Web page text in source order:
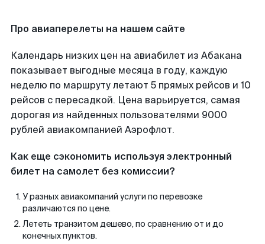
Про авиаперелеты на нашем сайте
Календарь низких цен на авиабилет из Абакана
показывает выгодные месяца в году, каждую
неделю по маршруту летают 5 прямых рейсов и 10
рейсов с пересадкой. Цена варьируется, самая
дорогая из найденных пользователями 9000
рублей авиакомпанией Аэрофлот.
Как еще сэкономить используя электронный
билет на самолет без комиссии?
У разных авиакомпаний услуги по перевозке
различаются по цене.
Лететь транзитом дешево, по сравнению от и до
конечных пунктов.